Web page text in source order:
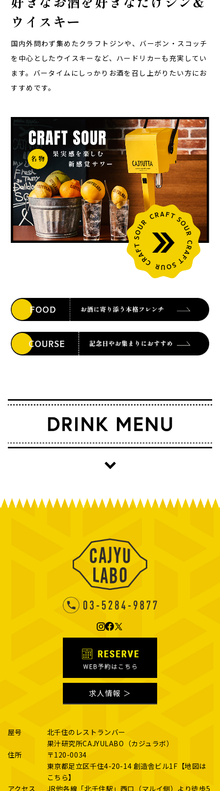
ウイスキー
国内外問わず集めたクラフトジンや、バーボン・スコッチ
を中心としたウイスキーなど、ハードリカーも充実してい
ます。バータイムにしっかりお酒を召し上がりたい方にお
すすめです。
求人情報 ＞
屋号
北千住のレストランバー
果汁研究所CAJYULABO（カジュラボ）
住所
〒120-0034
東京都足立区千住4-20-14 創造舎ビル1F 【地図は
こちら】
アクセス
JR他各線「北千住駅」西口（マルイ側）より徒歩5